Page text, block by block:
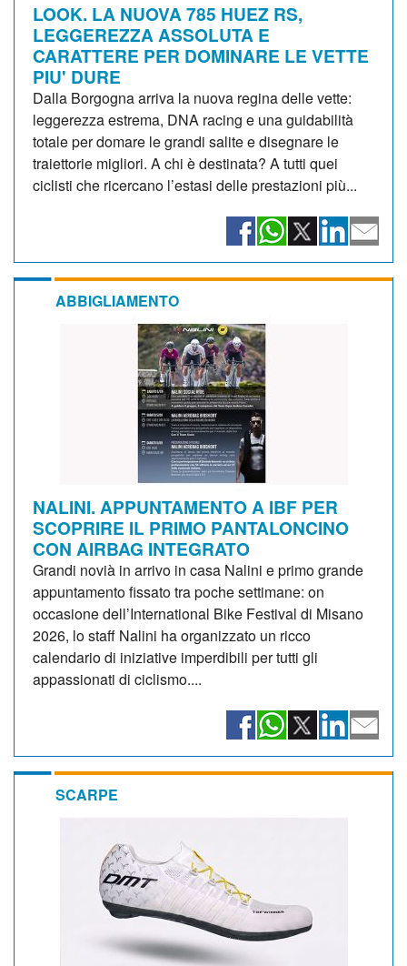
LOOK. LA NUOVA 785 HUEZ RS,
LEGGEREZZA ASSOLUTA E
CARATTERE PER DOMINARE LE VETTE
PIU' DURE
Dalla Borgogna arriva la nuova regina delle vette:
leggerezza estrema, DNA racing e una guidabilità
totale per domare le grandi salite e disegnare le
traiettorie migliori. A chi è destinata? A tutti quei
ciclisti che ricercano l’estasi delle prestazioni più...
ABBIGLIAMENTO
NALINI. APPUNTAMENTO A IBF PER
SCOPRIRE IL PRIMO PANTALONCINO
CON AIRBAG INTEGRATO
Grandi novià in arrivo in casa Nalini e primo grande
appuntamento fissato tra poche settimane: on
occasione dell’International Bike Festival di Misano
2026, lo staff Nalini ha organizzato un ricco
calendario di iniziative imperdibili per tutti gli
appassionati di ciclismo....
SCARPE